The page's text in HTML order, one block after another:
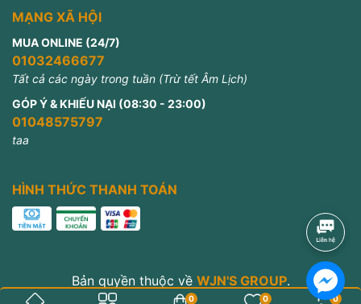
MẠNG XÃ HỘI
MUA ONLINE (24/7)
01032466677
Tất cả các ngày trong tuần (Trừ tết Âm Lịch)
GÓP Ý & KHIẾU NẠI (08:30 - 23:00)
01048575797
taa
HÌNH THỨC THANH TOÁN
Bản quyền thuộc về WJN'S GROUP.
Cung cấp bởi
0 0 0